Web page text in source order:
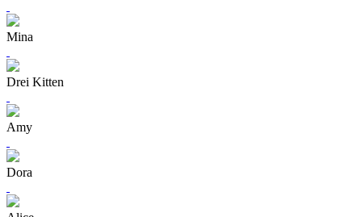
Mina
Drei Kitten
Amy
Dora